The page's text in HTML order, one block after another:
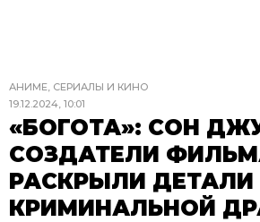
АНИМЕ, СЕРИАЛЫ И КИНО
19.12.2024, 10:01
«БОГОТА»: СОН
СОЗДАТЕЛИ
РАСКРЫЛИ ДЕТАЛИ
КРИМИНАЛЬНОЙ